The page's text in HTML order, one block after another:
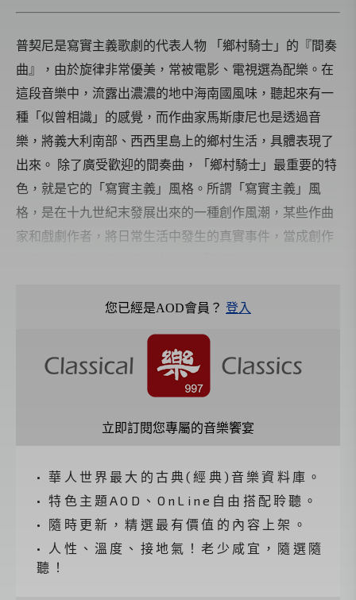
普契尼是寫實主義歌劇的代表人物 「鄉村騎士」的『間奏
曲』，由於旋律非常優美，常被電影、電視選為配樂。在
這段音樂中，流露出濃濃的地中海南國風味，聽起來有一
種「似曾相識」的感覺，而作曲家馬斯康尼也是透過音
樂，將義大利南部、西西里島上的鄉村生活，具體表現了
出來。 除了廣受歡迎的間奏曲，「鄉村騎士」最重要的特
色，就是它的「寫實主義」風格。所謂「寫實主義」風
格，是在十九世紀末發展出來的一種創作風潮，某些作曲
家和戲劇作者，將日常生活中發生的真實事件，當成創作
您已經是AOD會員？ 登入
立即訂閱您專屬的音樂饗宴
• 華人世界最大的古典(經典)音樂資料庫。
• 特色主題AOD、OnLine自由搭配聆聽。
• 隨時更新，精選最有價值的內容上架。
• 人性、溫度、接地氣！老少咸宜，隨選隨
聽！